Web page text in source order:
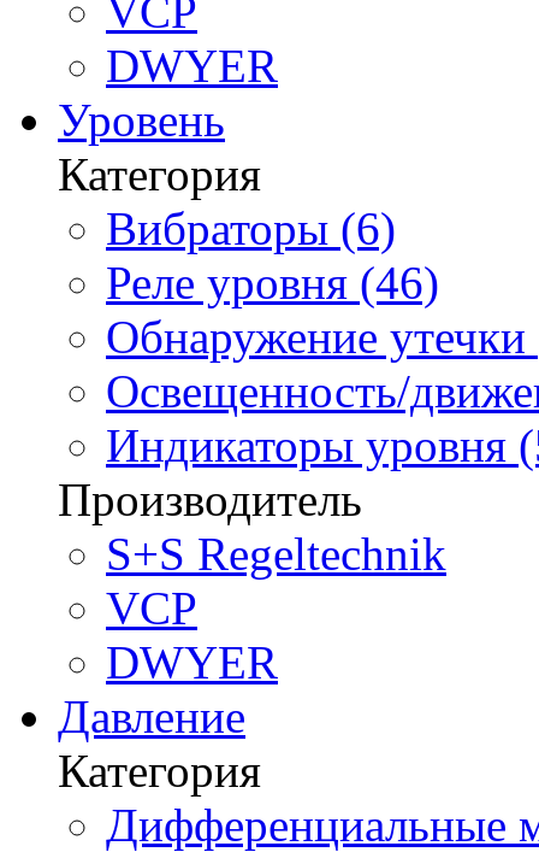
VCP
DWYER
Уровень
Категория
Вибраторы (6)
Реле уровня (46)
Обнаружение утечки
Освещенность/
Индикаторы уровня
Производитель
S+S Regeltechnik
VCP
DWYER
Давление
Категория
Дифференциальные